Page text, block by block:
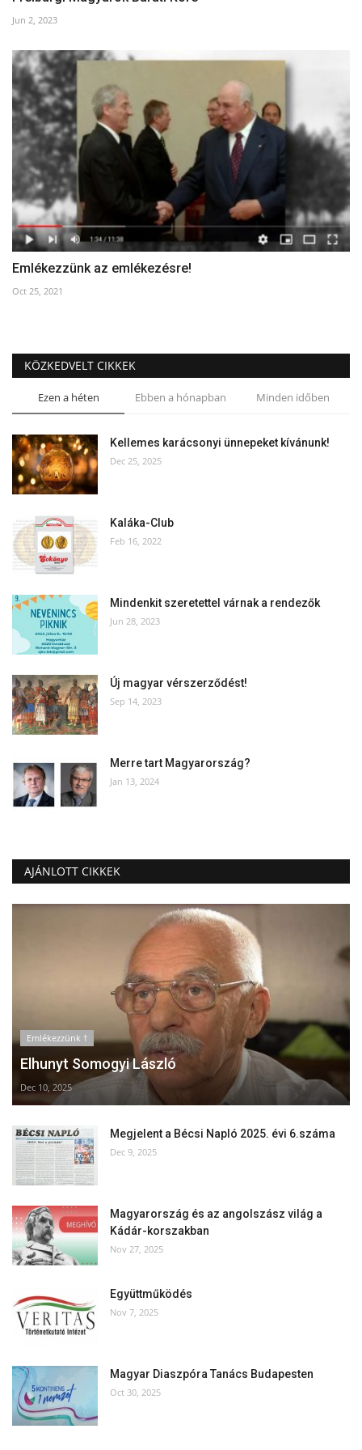
Jun 2, 2023
Emlékezzünk az emlékezésre!
Oct 25, 2021
KÖZKEDVELT CIKKEK
Ezen a héten Ebben a hónapban Minden időben
Kellemes karácsonyi ünnepeket kívánunk!
Dec 25, 2025
Kaláka-Club
Feb 16, 2022
Mindenkit szeretettel várnak a rendezők
Jun 28, 2023
Új magyar vérszerződést!
Sep 14, 2023
Merre tart Magyarország?
Jan 13, 2024
AJÁNLOTT CIKKEK
Emlékezzünk †
Elhunyt Somogyi László
Dec 10, 2025
Megjelent a Bécsi Napló 2025. évi 6.száma
Dec 9, 2025
Magyarország és az angolszász világ a
Kádár-korszakban
Nov 27, 2025
Együttműködés
Nov 7, 2025
Magyar Diaszpóra Tanács Budapesten
Oct 30, 2025